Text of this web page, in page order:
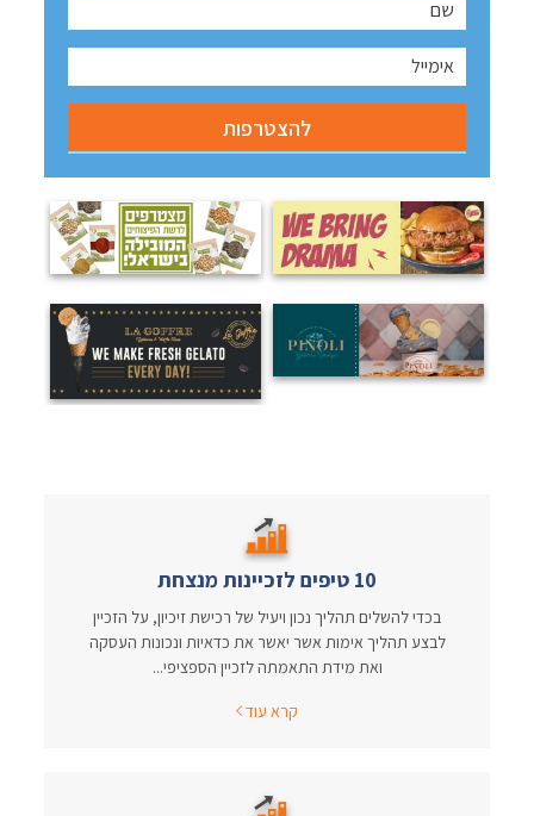
10 טיפים לזכיינות מנצחת
בכדי להשלים תהליך נכון ויעיל של רכישת זיכיון, על הזכיין
לבצע תהליך אימות אשר יאשר את כדאיות ונכונות העסקה
ואת מידת התאמתה לזכיין הספציפי...
קרא עוד